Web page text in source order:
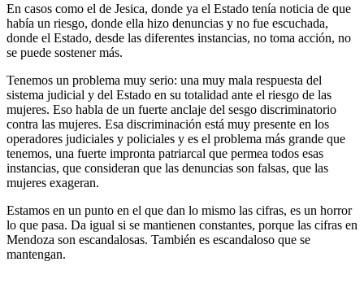
En casos como el de Jesica, donde ya el Estado tenía noticia de que
había un riesgo, donde ella hizo denuncias y no fue escuchada,
donde el Estado, desde las diferentes instancias, no toma acción, no
se puede sostener más.
Tenemos un problema muy serio: una muy mala respuesta del
sistema judicial y del Estado en su totalidad ante el riesgo de las
mujeres. Eso habla de un fuerte anclaje del sesgo discriminatorio
contra las mujeres. Esa discriminación está muy presente en los
operadores judiciales y policiales y es el problema más grande que
tenemos, una fuerte impronta patriarcal que permea todos esas
instancias, que consideran que las denuncias son falsas, que las
mujeres exageran.
Estamos en un punto en el que dan lo mismo las cifras, es un horror
lo que pasa. Da igual si se mantienen constantes, porque las cifras en
Mendoza son escandalosas. También es escandaloso que se
mantengan.